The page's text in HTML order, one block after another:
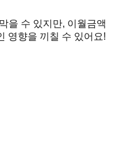
을 수 있지만, 이월금액
영향을 끼칠 수 있어요!